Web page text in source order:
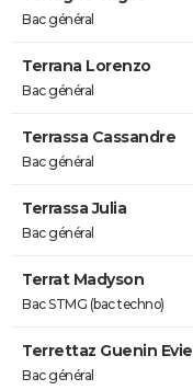
Bac général
Terrana Lorenzo
Bac général
Terrassa Cassandre
Bac général
Terrassa Julia
Bac général
Terrat Madyson
Bac STMG (bac techno)
Terrettaz Guenin Evie
Bac général